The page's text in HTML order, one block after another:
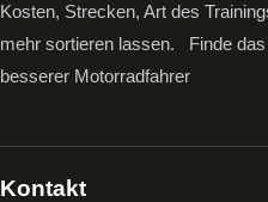
Kosten, Strecken, Art des
mehr sortieren lassen. Finde
besserer Motorradfahrer
Kontakt